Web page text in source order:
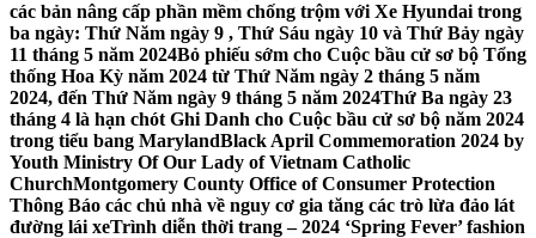
các bản nâng cấp phần mềm chống trộm với Xe Hyundai trong
ba ngày: Thứ Năm ngày 9 , Thứ Sáu ngày 10 và Thứ Bảy ngày
11 tháng 5 năm 2024Bỏ phiếu sớm cho Cuộc bầu cử sơ bộ Tổng
thống Hoa Kỳ năm 2024 từ Thứ Năm ngày 2 tháng 5 năm
2024, đến Thứ Năm ngày 9 tháng 5 năm 2024Thứ Ba ngày 23
tháng 4 là hạn chót Ghi Danh cho Cuộc bầu cử sơ bộ năm 2024
trong tiểu bang MarylandBlack April Commemoration 2024 by
Youth Ministry Of Our Lady of Vietnam Catholic
ChurchMontgomery County Office of Consumer Protection
Thông Báo các chủ nhà về nguy cơ gia tăng các trò lừa đảo lát
đường lái xeTrình diễn thời trang – 2024 ‘Spring Fever’ fashion